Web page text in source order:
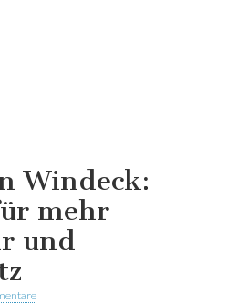
Windeck:
mehr
und